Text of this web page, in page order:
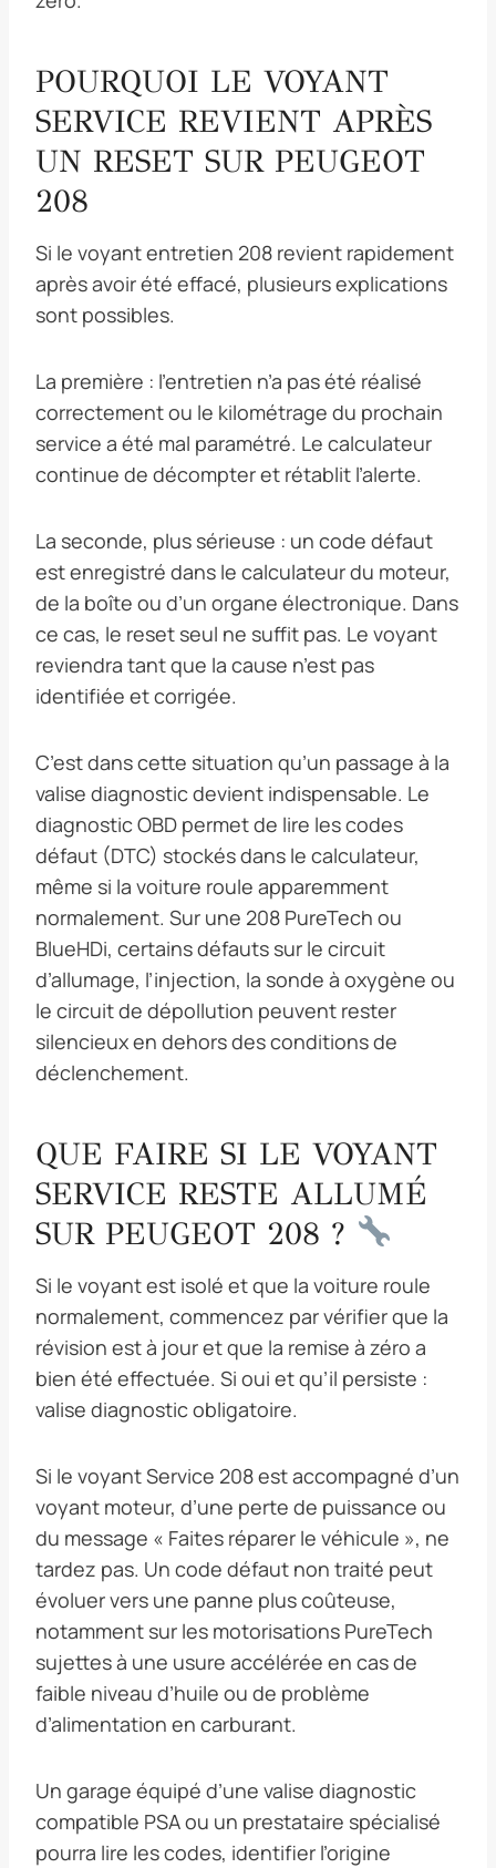
POURQUOI LE VOYANT
SERVICE REVIENT APRÈS
UN RESET SUR PEUGEOT
208
Si le voyant entretien 208 revient rapidement
après avoir été effacé, plusieurs explications
sont possibles.
La première : l’entretien n’a pas été réalisé
correctement ou le kilométrage du prochain
service a été mal paramétré. Le calculateur
continue de décompter et rétablit l’alerte.
La seconde, plus sérieuse : un code défaut
est enregistré dans le calculateur du moteur,
de la boîte ou d’un organe électronique. Dans
ce cas, le reset seul ne suffit pas. Le voyant
reviendra tant que la cause n’est pas
identifiée et corrigée.
C’est dans cette situation qu’un passage à la
valise diagnostic devient indispensable. Le
diagnostic OBD permet de lire les codes
défaut (DTC) stockés dans le calculateur,
même si la voiture roule apparemment
normalement. Sur une 208 PureTech ou
BlueHDi, certains défauts sur le circuit
d’allumage, l’injection, la sonde à oxygène ou
le circuit de dépollution peuvent rester
silencieux en dehors des conditions de
déclenchement.
QUE FAIRE SI LE VOYANT
SERVICE RESTE ALLUMÉ
SUR PEUGEOT 208 ?
Si le voyant est isolé et que la voiture roule
normalement, commencez par vérifier que la
révision est à jour et que la remise à zéro a
bien été effectuée. Si oui et qu’il persiste :
valise diagnostic obligatoire.
Si le voyant Service 208 est accompagné d’un
voyant moteur, d’une perte de puissance ou
du message « Faites réparer le véhicule », ne
tardez pas. Un code défaut non traité peut
évoluer vers une panne plus coûteuse,
notamment sur les motorisations PureTech
sujettes à une usure accélérée en cas de
faible niveau d’huile ou de problème
d’alimentation en carburant.
Un garage équipé d’une valise diagnostic
compatible PSA ou un prestataire spécialisé
pourra lire les codes, identifier l’origine